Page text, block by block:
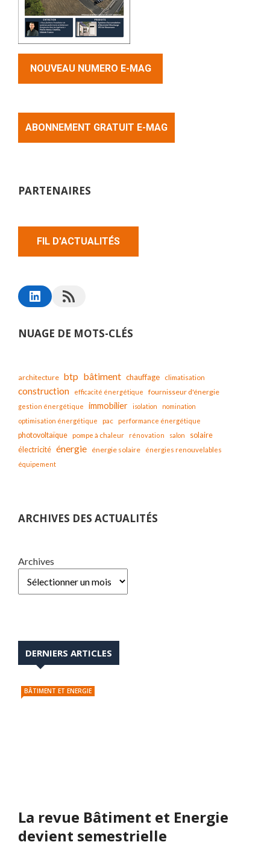
NOUVEAU NUMERO E-MAG
ABONNEMENT GRATUIT E-MAG
PARTENAIRES
FIL D'ACTUALITÉS
NUAGE DE MOTS-CLÉS
architecture btp bâtiment chauffage climatisation
construction efficacité énergétique fournisseur d'énergie
gestion énergétique immobilier isolation
nomination
optimisation énergétique
pac performance énergétique
photovoltaïque pompe à chaleur rénovation salon solaire
électricité énergie énergie solaire
énergies renouvelables
équipement
ARCHIVES DES ACTUALITÉS
Archives
DERNIERS ARTICLES
BÂTIMENT ET ENERGIE
La revue Bâtiment et Energie
devient semestrielle